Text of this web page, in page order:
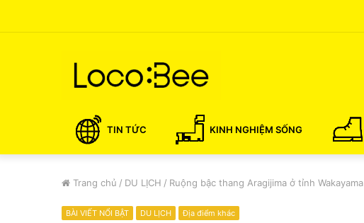
TIN TỨC KINH NGHIỆM SỐNG
Trang chủ / DU LỊCH / Ruộng bậc thang Aragijima ở tỉnh Wakayama
BÀI VIẾT NỔI BẬT DU LỊCH Địa điểm khác